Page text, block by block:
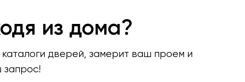
из дома?
дверей, замерит ваш проем и